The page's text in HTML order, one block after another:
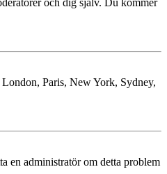
och dig själv. Du kommer
Paris, New York, Sydney,
en administratör om detta problem